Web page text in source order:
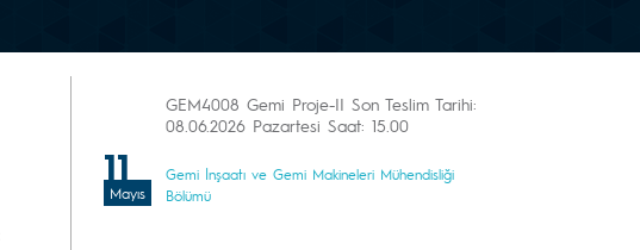
11
Mayıs
GEM4008 Gemi Proje-II Son Teslim Tarihi:
08.06.2026 Pazartesi Saat: 15.00
Gemi İnşaatı ve Gemi Makineleri Mühendisliği
Bölümü